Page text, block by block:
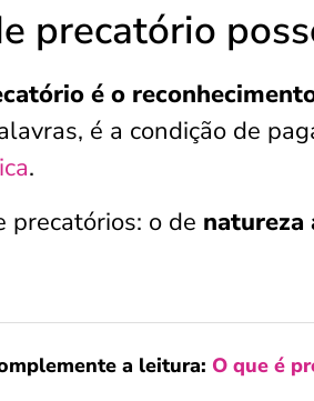
precatório
é o
é a condição de
.
precatórios: o de
a leitura: O que é